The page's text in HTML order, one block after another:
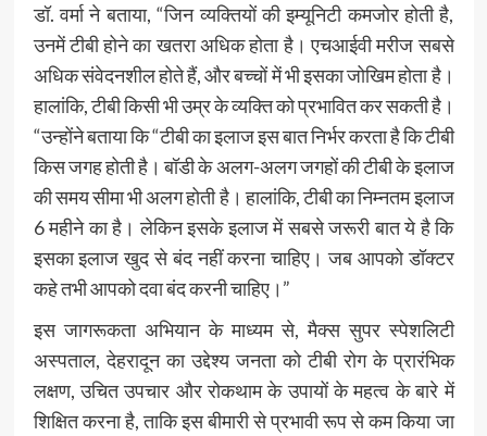
डॉ. वर्मा ने बताया, “जिन व्यक्तियों की इम्यूनिटी कमजोर होती है,
उनमें टीबी होने का खतरा अधिक होता है। एचआईवी मरीज सबसे
अधिक संवेदनशील होते हैं, और बच्चों में भी इसका जोखिम होता है।
हालांकि, टीबी किसी भी उम्र के व्यक्ति को प्रभावित कर सकती है।
“उन्होंने बताया कि “टीबी का इलाज इस बात निर्भर करता है कि टीबी
किस जगह होती है। बॉडी के अलग-अलग जगहों की टीबी के इलाज
की समय सीमा भी अलग होती है। हालांकि, टीबी का निम्‍नतम इलाज
6 महीने का है। लेकिन इसके इलाज में सबसे जरूरी बात ये है कि
इसका इलाज खुद से बंद नहीं करना चाहिए। जब आपको डॉक्‍टर
कहे तभी आपको दवा बंद करनी चाहिए।”
इस जागरूकता अभियान के माध्यम से, मैक्स सुपर स्पेशलिटी
अस्पताल, देहरादून का उद्देश्य जनता को टीबी रोग के प्रारंभिक
लक्षण, उचित उपचार और रोकथाम के उपायों के महत्व के बारे में
शिक्षित करना है, ताकि इस बीमारी से प्रभावी रूप से कम किया जा